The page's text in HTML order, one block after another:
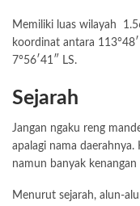
Memiliki luas wilayah
koordinat antara
7°56′41″ LS.
Sejarah
Jangan ngaku reng
apalagi nama
namun banyak
Menurut sejarah, alun-